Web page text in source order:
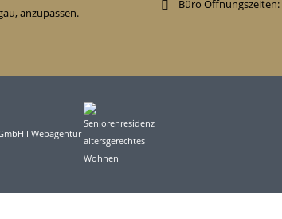
anzupassen.
Büro Öffnungszeiten:
I Webagentur